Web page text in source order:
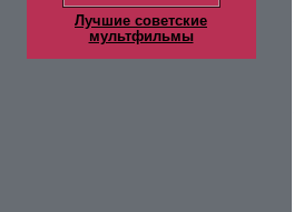
Лучшие советские
мультфильмы